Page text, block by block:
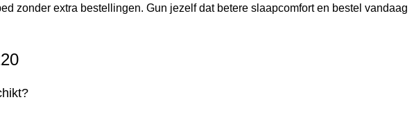
zonder extra bestellingen. Gun jezelf dat betere slaapcomfort en bestel vandaag